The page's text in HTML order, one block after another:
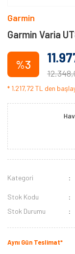
Garmin
Garmin Varia
%3
* 1.217,72 TL den
Kategori
Stok Kodu
Stok Durumu
Aynı Gün Teslimat*